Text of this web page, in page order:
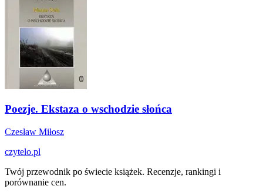
Poezje. Ekstaza o wschodzie słońca
Czesław Miłosz
czytelo.pl
Twój przewodnik po świecie książek. Recenzje, rankingi i
porównanie cen.